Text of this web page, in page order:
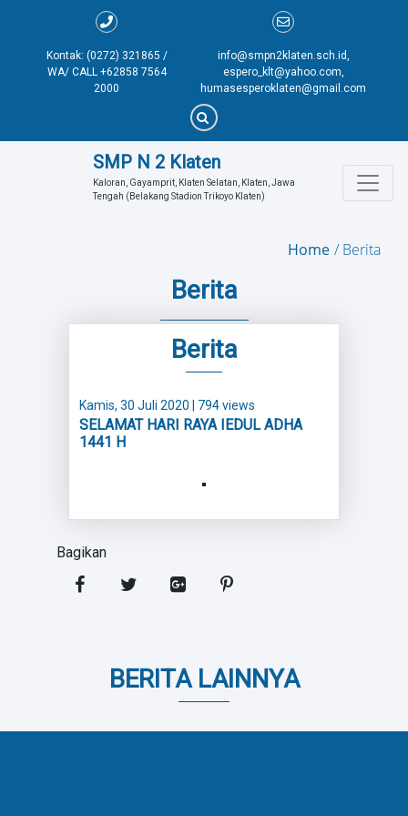
Kontak: (0272) 321865 /
WA/ CALL +62858 7564
2000
info@smpn2klaten.sch.id,
espero_klt@yahoo.com,
humasesperoklaten@gmail.com
SMP N 2 Klaten
Kaloran, Gayamprit, Klaten Selatan, Klaten, Jawa
Tengah (Belakang Stadion Trikoyo Klaten)
Home Berita
Berita
Berita
Kamis, 30 Juli 2020 | 794 views
SELAMAT HARI RAYA IEDUL ADHA
1441 H
Bagikan
BERITA LAINNYA